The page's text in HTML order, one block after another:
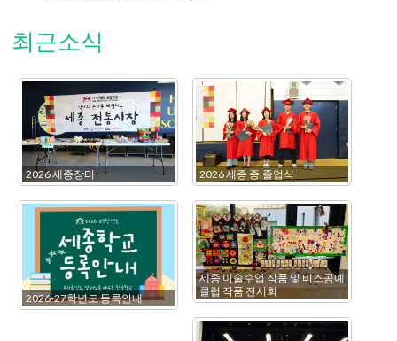
최근소식
2026 세종장터 2026 세종 종.졸업식
2026-27학년도 등록안내
세종 미술수업 작품 및 비즈공예
클럽 작품 전시회